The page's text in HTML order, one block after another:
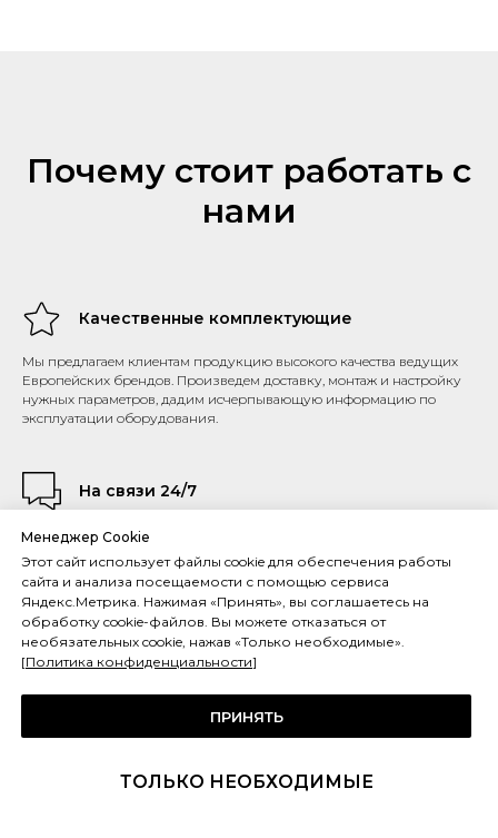
Почему стоит работать с
нами
Качественные комплектующие
Мы предлагаем клиентам продукцию высокого качества ведущих
Европейских брендов. Произведем доставку, монтаж и настройку
нужных параметров, дадим исчерпывающую информацию по
эксплуатации оборудования.
На связи 24/7
Для удобства заказчика мы оперативно реагируем на любые
незамедлительно выехать на объект для устранения
неисправностей.
Работа по договору
финальную стоимость, ответственность, гарантию и прочие нюансы
на 10 страницах.
Менеджер Cookie
Этот сайт использует файлы cookie для обеспечения работы
сайта и анализа посещаемости с помощью сервиса
Яндекс.Метрика. Нажимая «Принять», вы соглашаетесь на
обработку cookie-файлов. Вы можете отказаться от
необязательных cookie, нажав «Только необходимые».
[Политика конфиденциальности]
ПРИНЯТЬ
ТОЛЬКО НЕОБХОДИМЫЕ